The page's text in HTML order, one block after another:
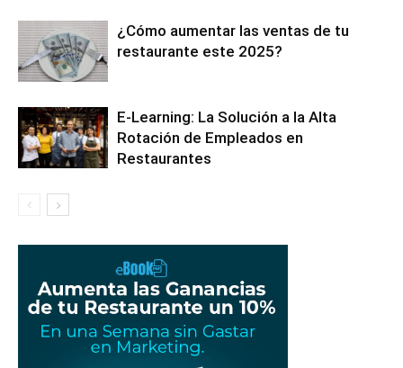
¿Cómo aumentar las ventas de tu
restaurante este 2025?
E-Learning: La Solución a la Alta
Rotación de Empleados en
Restaurantes